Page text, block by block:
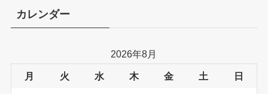
カレンダー
2026年8月
月 火 水 木 金 土 日